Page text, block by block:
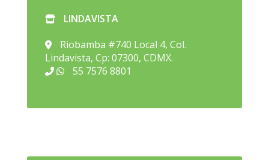
LINDAVISTA
Riobamba #740 Local 4, Col.
Lindavista, Cp: 07300, CDMX.
55 7576 8801